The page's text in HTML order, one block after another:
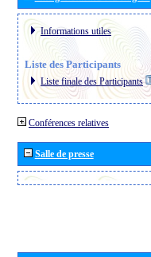
Informations utiles
Liste des Participants
Liste finale des Participants
Conférences relatives
Salle de presse